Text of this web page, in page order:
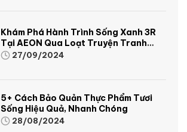
Khám Phá Hành Trình Sống Xanh 3R
Tại AEON Qua Loạt Truyện Tranh
Sinh Động Và Thú Vị
27/09/2024
5+ Cách Bảo Quản Thực Phẩm Tươi
Sống Hiệu Quả, Nhanh Chóng
28/08/2024